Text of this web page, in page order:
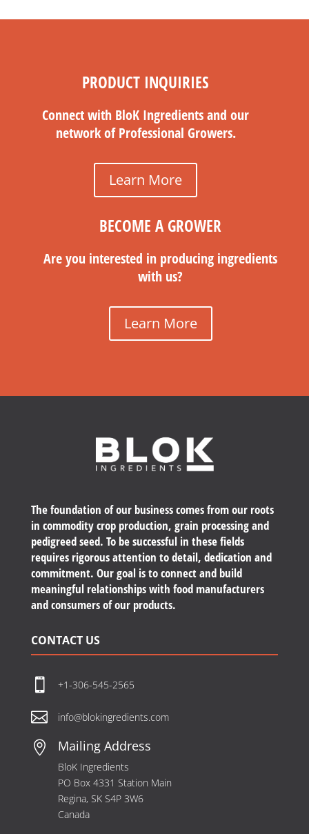
PRODUCT INQUIRIES
Connect with BloK Ingredients and our
network of Professional Growers.
Learn More
BECOME A GROWER
Are you interested in producing ingredients
with us?
Learn More
The foundation of our business comes from our roots
in commodity crop production, grain processing and
pedigreed seed. To be successful in these fields
requires rigorous attention to detail, dedication and
commitment. Our goal is to connect and build
meaningful relationships with food manufacturers
and consumers of our products.
CONTACT US
 +1-306-545-2565
 info@blokingredients.com
 Mailing Address
BloK Ingredients
PO Box 4331 Station Main
Regina, SK S4P 3W6
Canada